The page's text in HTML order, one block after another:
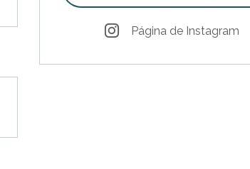
Página de Instagram